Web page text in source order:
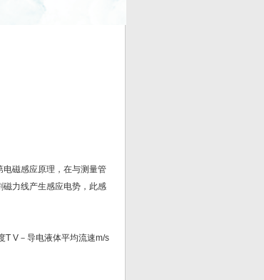
磁感应原理，在与测量管
力线产生感应电势，此感
V－导电液体平均流速m/s